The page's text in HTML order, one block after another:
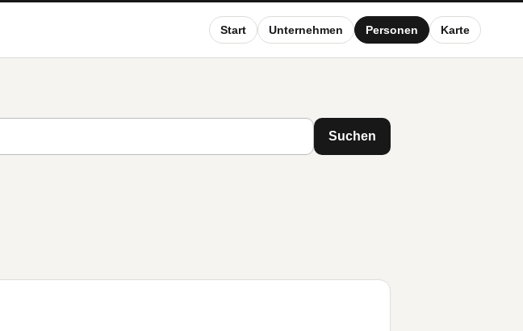
Start Unternehmen Personen Karte
Suchen